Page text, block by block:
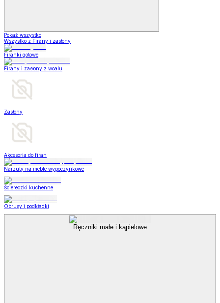
Pokaż wszystko
Wszystko z Firany i zasłony
Firanki gotowe
Firany i zasłony z woalu
Zasłony
Akcesoria do firan
Narzuty na meble wypoczynkowe
Ściereczki kuchenne
Obrusy i podkładki
Ręczniki małe i kąpielowe